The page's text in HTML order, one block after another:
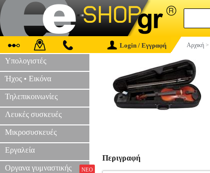
Login / Εγγραφή Αρχική >
Υπολογιστές
Ήχος • Εικόνα
Τηλεπικοινωνίες
Λευκές συσκευές
Μικροσυσκευές
Εργαλεία
Οργανα γυμναστικής ΝΕΟ
Περιγραφή